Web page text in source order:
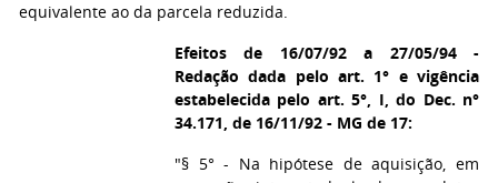
equivalente ao da parcela reduzida.
Efeitos de 16/07/92 a 27/05/94 -
Redação dada pelo art. 1° e vigência
estabelecida pelo art. 5°, I, do Dec. n°
34.171, de 16/11/92 - MG de 17:
"§ 5° - Na hipótese de aquisição, em